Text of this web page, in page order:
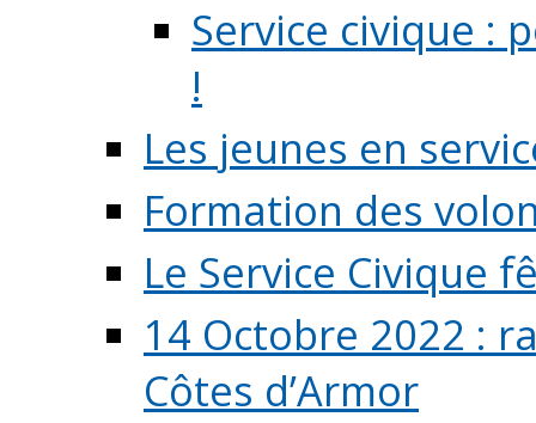
Service civique :
!
Les jeunes en
Formation des
Le Service Civique
14 Octobre 2022 :
Côtes d’Armor